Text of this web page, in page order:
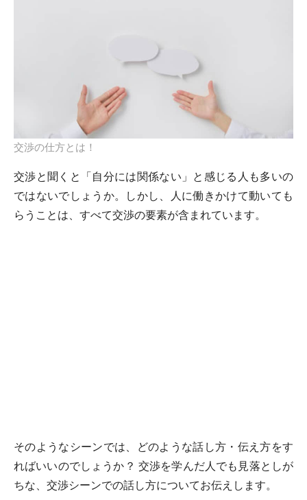
交渉の仕方とは！
交渉と聞くと「自分には関係ない」と感じる人も多いの
ではないでしょうか。しかし、人に働きかけて動いても
らうことは、すべて交渉の要素が含まれています。
そのようなシーンでは、どのような話し方・伝え方をす
ればいいのでしょうか？ 交渉を学んだ人でも見落としが
ちな、交渉シーンでの話し方についてお伝えします。